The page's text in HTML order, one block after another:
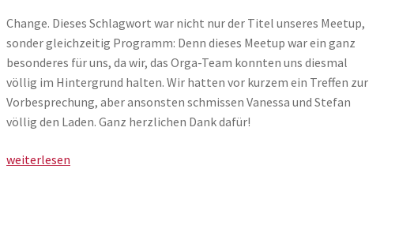
Change. Dieses Schlagwort war nicht nur der Titel unseres Meetup,
sonder gleichzeitig Programm: Denn dieses Meetup war ein ganz
besonderes für uns, da wir, das Orga-Team konnten uns diesmal
völlig im Hintergrund halten. Wir hatten vor kurzem ein Treffen zur
Vorbesprechung, aber ansonsten schmissen Vanessa und Stefan
völlig den Laden. Ganz herzlichen Dank dafür!
Vizthink
weiterlesen